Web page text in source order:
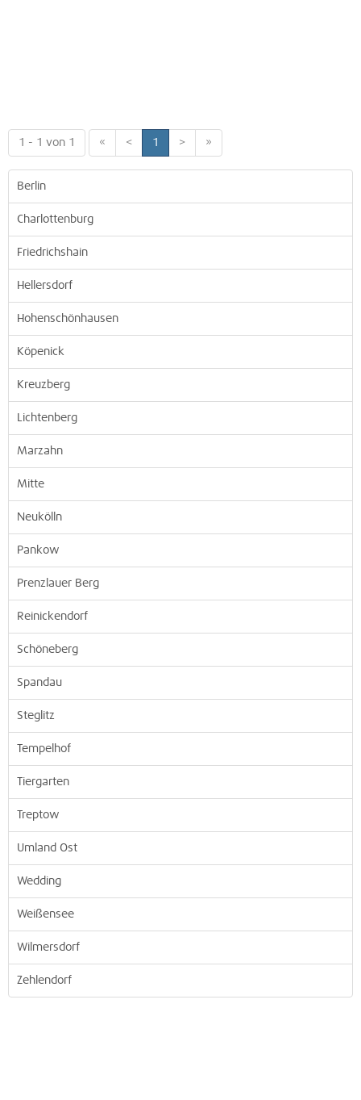
1 - 1 von 1 « < 1 > »
Berlin
Charlottenburg
Friedrichshain
Hellersdorf
Hohenschönhausen
Köpenick
Kreuzberg
Lichtenberg
Marzahn
Mitte
Neukölln
Pankow
Prenzlauer Berg
Reinickendorf
Schöneberg
Spandau
Steglitz
Tempelhof
Tiergarten
Treptow
Umland Ost
Wedding
Weißensee
Wilmersdorf
Zehlendorf